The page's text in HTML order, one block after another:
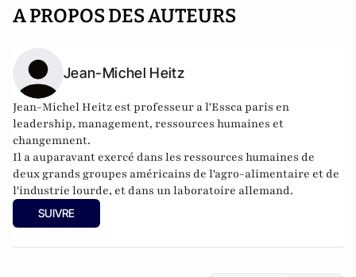
A PROPOS DES AUTEURS
Jean-Michel Heitz
Jean-Michel Heitz est professeur a l'Essca paris en
leadership, management, ressources humaines et
changemnent.
Il a auparavant exercé dans les ressources humaines de
deux grands groupes américains de l'agro-alimentaire et de
l'industrie lourde, et dans un laboratoire allemand.
SUIVRE